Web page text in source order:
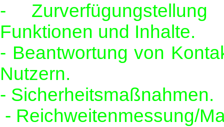
-
Funktionen und Inhalte.
- Beantwortung von
Nutzern.
- Sicherheitsmaßnahmen.
- Reichweitenmessung/